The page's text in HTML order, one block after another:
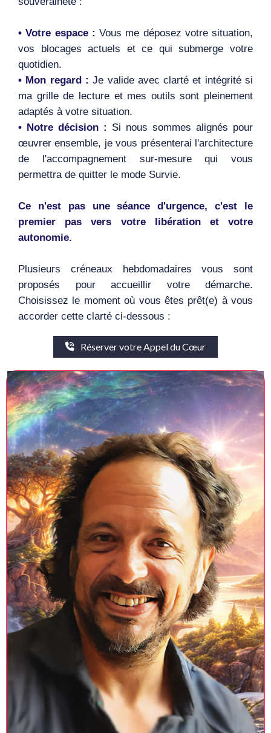
• Votre espace : Vous me déposez votre situation,
vos blocages actuels et ce qui submerge votre
quotidien.
• Mon regard : Je valide avec clarté et intégrité si
ma grille de lecture et mes outils sont pleinement
adaptés à votre situation.
• Notre décision : Si nous sommes alignés pour
œuvrer ensemble, je vous présenterai l'architecture
de l'accompagnement sur-mesure qui vous
permettra de quitter le mode Survie.
Ce n'est pas une séance d'urgence, c'est le
premier pas vers votre libération et votre
autonomie.
Plusieurs créneaux hebdomadaires vous sont
proposés pour accueillir votre démarche.
Choisissez le moment où vous êtes prêt(e) à vous
accorder cette clarté ci-dessous :
Réserver votre Appel du Cœur